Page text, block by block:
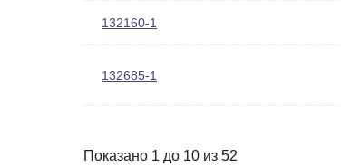
132160-1
132685-1
Показано 1 до 10 из 52